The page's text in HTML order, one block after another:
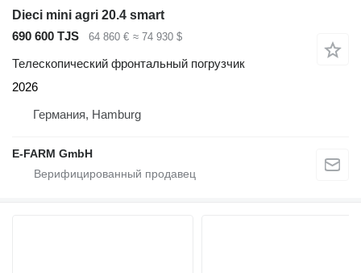
Dieci mini agri 20.4 smart
690 600 TJS
64 860 € ≈ 74 930 $
Телескопический фронтальный погрузчик
2026
Германия, Hamburg
E-FARM GmbH